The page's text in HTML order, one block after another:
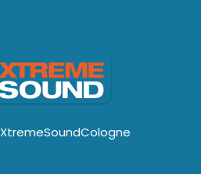
XtremeSoundCologne